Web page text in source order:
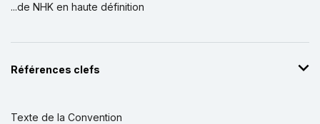
...de NHK en haute définition
Références clefs
Texte de la Convention